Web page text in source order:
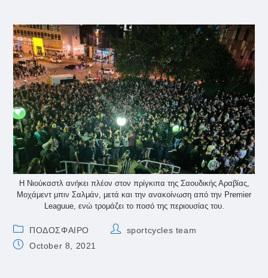
Η Νιούκαστλ ανήκει πλέον στον πρίγκιπα της Σαουδικής Αραβίας,
Μοχάμεντ μπιν Σαλμάν, μετά και την ανακοίνωση από την Premier
Leaguue, ενώ τρομάζει το ποσό της περιουσίας του.
Post
category:
ΠΟΔΟΣΦΑΙΡΟ
Postsportcycles team
PostOctober 8, 2021